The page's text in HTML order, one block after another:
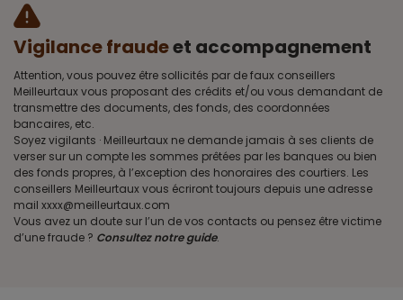
Vigilance fraudeet accompagnement
Attention, vous pouvez être sollicités par de faux conseillers
Meilleurtaux vous proposant des crédits et/ou vous demandant de
transmettre des documents, des fonds, des coordonnées
bancaires, etc.
Soyez vigilants · Meilleurtaux ne demande jamais à ses clients de
verser sur un compte les sommes prêtées par les banques ou bien
des fonds propres, à l’exception des honoraires des courtiers. Les
conseillers Meilleurtaux vous écriront toujours depuis une adresse
mail xxxx@meilleurtaux.com
Vous avez un doute sur l’un de vos contacts ou pensez être victime
d’une fraude ? Consultez notre guide.